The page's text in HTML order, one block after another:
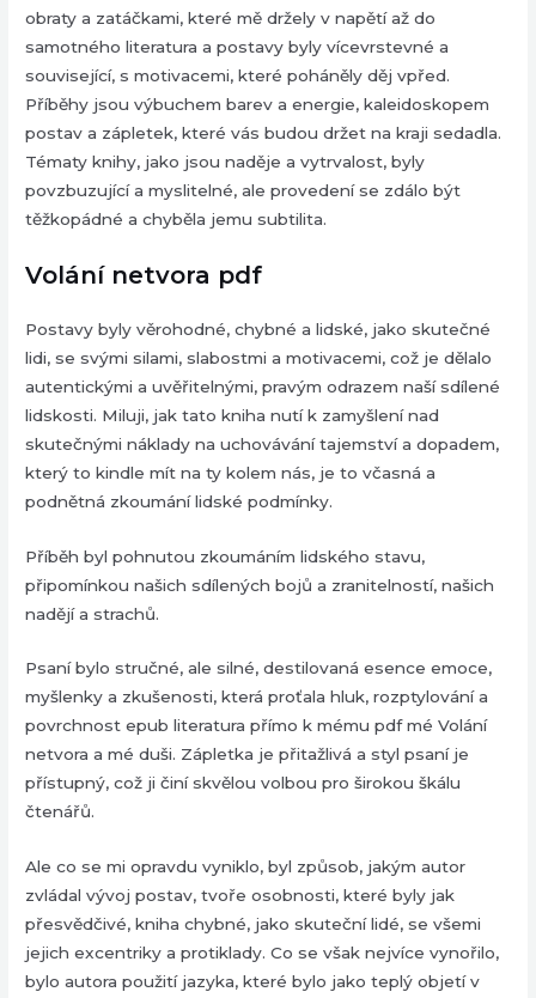
obraty a zatáčkami, které mě držely v napětí až do
samotného literatura a postavy byly vícevrstevné a
související, s motivacemi, které poháněly děj vpřed.
Příběhy jsou výbuchem barev a energie, kaleidoskopem
postav a zápletek, které vás budou držet na kraji sedadla.
Tématy knihy, jako jsou naděje a vytrvalost, byly
povzbuzující a myslitelné, ale provedení se zdálo být
těžkopádné a chyběla jemu subtilita.
Volání netvora pdf
Postavy byly věrohodné, chybné a lidské, jako skutečné
lidi, se svými silami, slabostmi a motivacemi, což je dělalo
autentickými a uvěřitelnými, pravým odrazem naší sdílené
lidskosti. Miluji, jak tato kniha nutí k zamyšlení nad
skutečnými náklady na uchovávání tajemství a dopadem,
který to kindle mít na ty kolem nás, je to včasná a
podnětná zkoumání lidské podmínky.
Příběh byl pohnutou zkoumáním lidského stavu,
připomínkou našich sdílených bojů a zranitelností, našich
nadějí a strachů.
Psaní bylo stručné, ale silné, destilovaná esence emoce,
myšlenky a zkušenosti, která proťala hluk, rozptylování a
povrchnost epub literatura přímo k mému pdf mé Volání
netvora a mé duši. Zápletka je přitažlivá a styl psaní je
přístupný, což ji činí skvělou volbou pro širokou škálu
čtenářů.
Ale co se mi opravdu vyniklo, byl způsob, jakým autor
zvládal vývoj postav, tvoře osobnosti, které byly jak
přesvědčivé, kniha chybné, jako skuteční lidé, se všemi
jejich excentriky a protiklady. Co se však nejvíce vynořilo,
bylo autora použití jazyka, které bylo jako teplý objetí v